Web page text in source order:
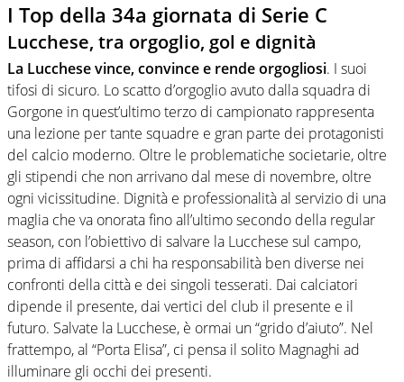
I Top della 34a giornata di Serie C
Lucchese, tra orgoglio, gol e dignità
La Lucchese vince, convince e rende orgogliosi. I suoi
tifosi di sicuro. Lo scatto d’orgoglio avuto dalla squadra di
Gorgone in quest’ultimo terzo di campionato rappresenta
una lezione per tante squadre e gran parte dei protagonisti
del calcio moderno. Oltre le problematiche societarie, oltre
gli stipendi che non arrivano dal mese di novembre, oltre
ogni vicissitudine. Dignità e professionalità al servizio di una
maglia che va onorata fino all’ultimo secondo della regular
season, con l’obiettivo di salvare la Lucchese sul campo,
prima di affidarsi a chi ha responsabilità ben diverse nei
confronti della città e dei singoli tesserati. Dai calciatori
dipende il presente, dai vertici del club il presente e il
futuro. Salvate la Lucchese, è ormai un “grido d’aiuto”. Nel
frattempo, al “Porta Elisa”, ci pensa il solito Magnaghi ad
illuminare gli occhi dei presenti.